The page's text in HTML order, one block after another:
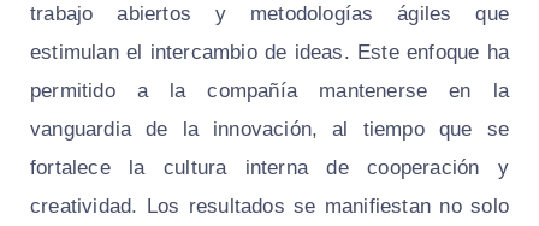
trabajo abiertos y metodologías ágiles que
estimulan el intercambio de ideas. Este enfoque ha
permitido a la compañía mantenerse en la
vanguardia de la innovación, al tiempo que se
fortalece la cultura interna de cooperación y
creatividad. Los resultados se manifiestan no solo